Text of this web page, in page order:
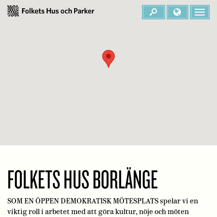
FOLKETS HUS BORLÄNGE
SOM EN ÖPPEN DEMOKRATISK MÖTESPLATS spelar vi en
viktig roll i arbetet med att göra kultur, nöje och möten